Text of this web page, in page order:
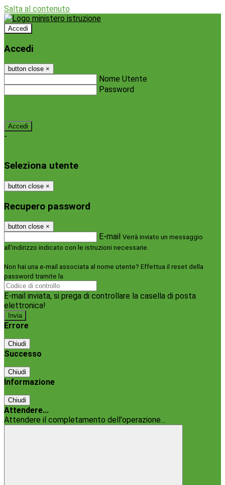
Salta al contenuto
Accedi
Accedi
button close ×
Nome Utente
Password
-
Seleziona utente
button close ×
Recupero password
button close ×
E-mail Verrà inviato un messaggio
all'indirizzo indicato con le istruzioni necessarie.
Non hai una e-mail associata al nome utente? Effettua il reset della
password tramite la
E-mail inviata, si prega di controllare la casella di posta
elettronica!
Errore
Chiudi
Successo
Chiudi
Informazione
Chiudi
Attendere...
Attendere il completamento dell'operazione...